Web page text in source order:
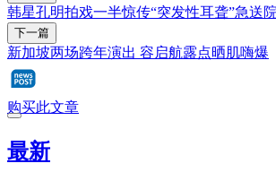
韩星孔明拍戏一半惊传“突发性耳聋”急送
下一篇
新加坡两场跨年演出 容启航露点晒肌嗨爆
购买此文章
最新